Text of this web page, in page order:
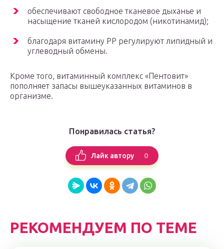
обеспечивают свободное тканевое дыханье и
насыщение тканей кислородом (никотинамид);
благодаря витамину РР регулируют липидный и
углеводный обмены.
Кроме того, витаминный комплекс «Пентовит»
пополняет запасы вышеуказанных витаминов в
организме.
Понравилась статья?
Лайк автору 0
РЕКОМЕНДУЕМ ПО ТЕМЕ